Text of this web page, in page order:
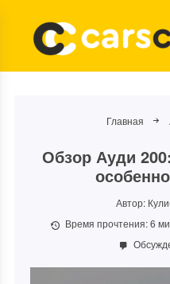
Главная
Обзор Ауди
Автор:
Время прочтения:6